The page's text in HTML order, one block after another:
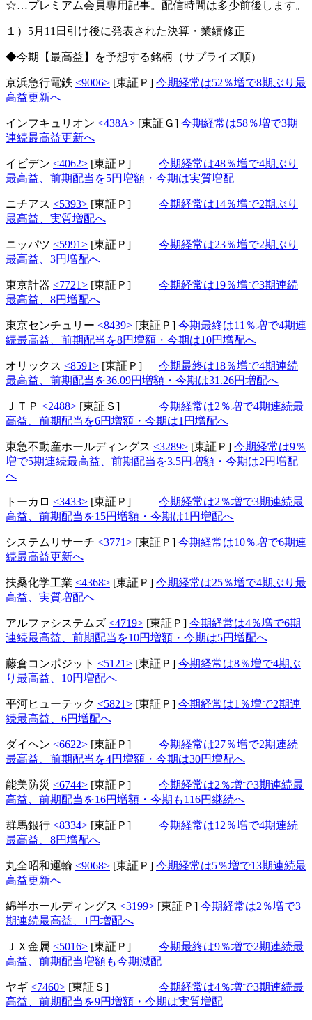
☆…プレミアム会員専用記事。配信時間は多少前後します。
１）5月11日引け後に発表された決算・業績修正
◆今期【最高益】を予想する銘柄（サプライズ順）
京浜急行電鉄 <9006> [東証Ｐ] 今期経常は52％増で8期ぶり最
高益更新へ
インフキュリオン <438A> [東証Ｇ] 今期経常は58％増で3期
連続最高益更新へ
イビデン <4062> [東証Ｐ] 今期経常は48％増で4期ぶり
最高益、前期配当を5円増額・今期は実質増配
ニチアス <5393> [東証Ｐ] 今期経常は14％増で2期ぶり
最高益、実質増配へ
ニッパツ <5991> [東証Ｐ] 今期経常は23％増で2期ぶり
最高益、3円増配へ
東京計器 <7721> [東証Ｐ] 今期経常は19％増で3期連続
最高益、8円増配へ
東京センチュリー <8439> [東証Ｐ] 今期最終は11％増で4期連
続最高益、前期配当を8円増額・今期は10円増配へ
オリックス <8591> [東証Ｐ] 今期最終は18％増で4期連続
最高益、前期配当を36.09円増額・今期は31.26円増配へ
ＪＴＰ <2488> [東証Ｓ] 今期経常は2％増で4期連続最
高益、前期配当を6円増額・今期は1円増配へ
東急不動産ホールディングス <3289> [東証Ｐ] 今期経常は9％
増で5期連続最高益、前期配当を3.5円増額・今期は2円増配
へ
トーカロ <3433> [東証Ｐ] 今期経常は2％増で3期連続最
高益、前期配当を15円増額・今期は1円増配へ
システムリサーチ <3771> [東証Ｐ] 今期経常は10％増で6期連
続最高益更新へ
扶桑化学工業 <4368> [東証Ｐ] 今期経常は25％増で4期ぶり最
高益、実質増配へ
アルファシステムズ <4719> [東証Ｐ] 今期経常は4％増で6期
連続最高益、前期配当を10円増額・今期は5円増配へ
藤倉コンポジット <5121> [東証Ｐ] 今期経常は8％増で4期ぶ
り最高益、10円増配へ
平河ヒューテック <5821> [東証Ｐ] 今期経常は1％増で2期連
続最高益、6円増配へ
ダイヘン <6622> [東証Ｐ] 今期経常は27％増で2期連続
最高益、前期配当を4円増額・今期は30円増配へ
能美防災 <6744> [東証Ｐ] 今期経常は2％増で3期連続最
高益、前期配当を16円増額・今期も116円継続へ
群馬銀行 <8334> [東証Ｐ] 今期経常は12％増で4期連続
最高益、8円増配へ
丸全昭和運輸 <9068> [東証Ｐ] 今期経常は5％増で13期連続最
高益更新へ
綿半ホールディングス <3199> [東証Ｐ] 今期経常は2％増で3
期連続最高益、1円増配へ
ＪＸ金属 <5016> [東証Ｐ] 今期最終は9％増で2期連続最
高益、前期配当増額も今期減配
ヤギ <7460> [東証Ｓ] 今期経常は4％増で3期連続最
高益、前期配当を9円増額・今期は実質増配